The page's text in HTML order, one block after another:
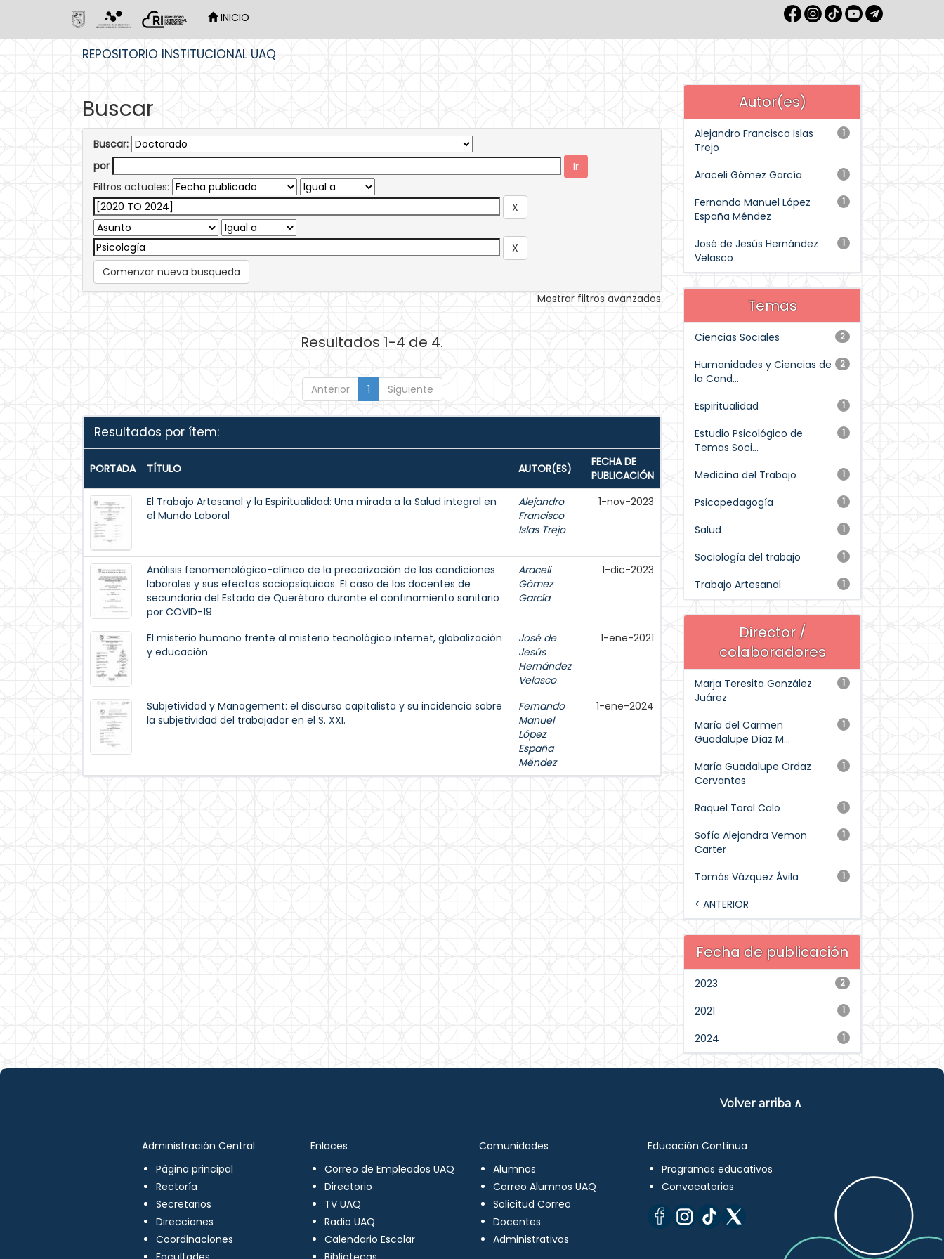
INICIO
REPOSITORIO INSTITUCIONAL UAQ
Buscar
Buscar:
por
Filtros actuales:
Comenzar nueva busqueda
Mostrar filtros avanzados
Resultados 1-4 de 4.
Anterior 1 Siguiente
Resultados por ítem:
PORTADA TÍTULO AUTOR(ES)
FECHA DE
PUBLICACIÓN
El Trabajo Artesanal y la Espiritualidad: Una mirada a la Salud integral en
el Mundo Laboral
Alejandro
Francisco
Islas Trejo
1-nov-2023
Análisis fenomenológico-clínico de la precarización de las condiciones
laborales y sus efectos sociopsíquicos. El caso de los docentes de
secundaria del Estado de Querétaro durante el confinamiento sanitario
por COVID-19
Araceli
Gómez
García
1-dic-2023
El misterio humano frente al misterio tecnológico internet, globalización
y educación
José de
Jesús
Hernández
Velasco
1-ene-2021
Subjetividad y Management: el discurso capitalista y su incidencia sobre
la subjetividad del trabajador en el S. XXI.
Fernando
Manuel
López
España
Méndez
1-ene-2024
Autor(es)
1
Alejandro Francisco Islas
Trejo
1
Araceli Gómez García
1
Fernando Manuel López
España Méndez
1
José de Jesús Hernández
Velasco
Temas
2
Ciencias Sociales
2
Humanidades y Ciencias de
la Cond...
1
Espiritualidad
1
Estudio Psicológico de
Temas Soci...
1
Medicina del Trabajo
1
Psicopedagogía
1
Salud
1
Sociología del trabajo
1
Trabajo Artesanal
Director /
colaboradores
1
Marja Teresita González
Juárez
1
María del Carmen
Guadalupe Díaz M...
1
María Guadalupe Ordaz
Cervantes
1
Raquel Toral Calo
1
Sofía Alejandra Vemon
Carter
1
Tomás Vázquez Ávila
< ANTERIOR
Fecha de publicación
2
2023
1
2021
1
2024
Volver arriba ∧
Administración Central
Página principal
Rectoría
Secretarios
Direcciones
Coordinaciones
Enlaces
Correo de Empleados UAQ
Directorio
TV UAQ
Radio UAQ
Calendario Escolar
Comunidades
Alumnos
Correo Alumnos UAQ
Solicitud Correo
Docentes
Administrativos
Educación Continua
Programas educativos
Convocatorias